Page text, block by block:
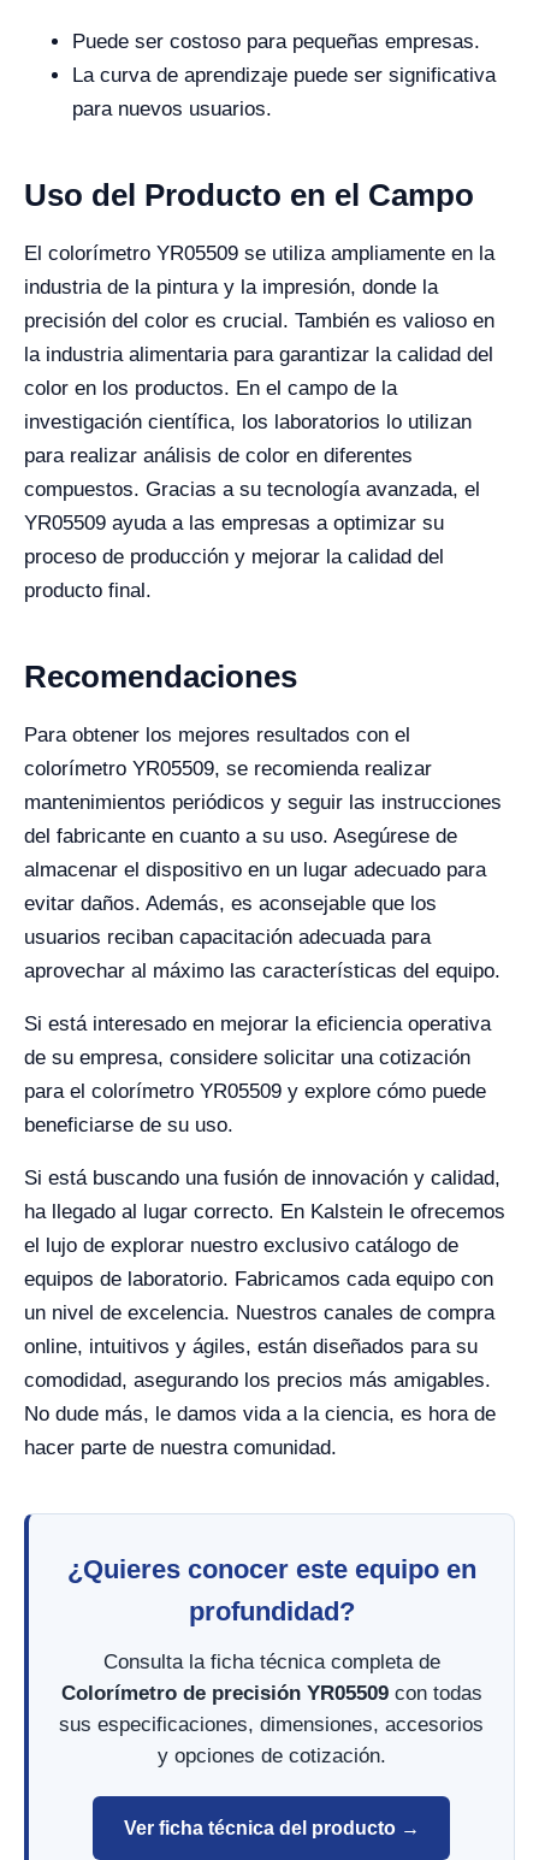
Puede ser costoso para pequeñas empresas.
La curva de aprendizaje puede ser significativa
para nuevos usuarios.
Uso del Producto en el Campo
El colorímetro YR05509 se utiliza ampliamente en la
industria de la pintura y la impresión, donde la
precisión del color es crucial. También es valioso en
la industria alimentaria para garantizar la calidad del
color en los productos. En el campo de la
investigación científica, los laboratorios lo utilizan
para realizar análisis de color en diferentes
compuestos. Gracias a su tecnología avanzada, el
YR05509 ayuda a las empresas a optimizar su
proceso de producción y mejorar la calidad del
producto final.
Recomendaciones
Para obtener los mejores resultados con el
colorímetro YR05509, se recomienda realizar
mantenimientos periódicos y seguir las instrucciones
del fabricante en cuanto a su uso. Asegúrese de
almacenar el dispositivo en un lugar adecuado para
evitar daños. Además, es aconsejable que los
usuarios reciban capacitación adecuada para
aprovechar al máximo las características del equipo.
Si está interesado en mejorar la eficiencia operativa
de su empresa, considere solicitar una cotización
para el colorímetro YR05509 y explore cómo puede
beneficiarse de su uso.
Si está buscando una fusión de innovación y calidad,
ha llegado al lugar correcto. En Kalstein le ofrecemos
el lujo de explorar nuestro exclusivo catálogo de
equipos de laboratorio. Fabricamos cada equipo con
un nivel de excelencia. Nuestros canales de compra
online, intuitivos y ágiles, están diseñados para su
comodidad, asegurando los precios más amigables.
No dude más, le damos vida a la ciencia, es hora de
hacer parte de nuestra comunidad.
¿Quieres conocer este equipo en
profundidad?
Consulta la ficha técnica completa de
Colorímetro de precisión YR05509con todas
sus especificaciones, dimensiones, accesorios
y opciones de cotización.
Ver ficha técnica del producto →